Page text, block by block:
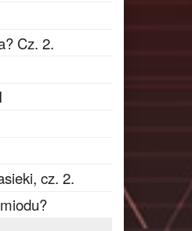
Cz. 2.
cz. 2.